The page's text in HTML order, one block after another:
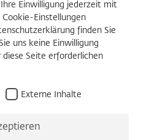
Einwilligung jederzeit mit
Einstellungen
finden Sie
uns keine Einwilligung
Seite erforderlichen
Externe Inhalte